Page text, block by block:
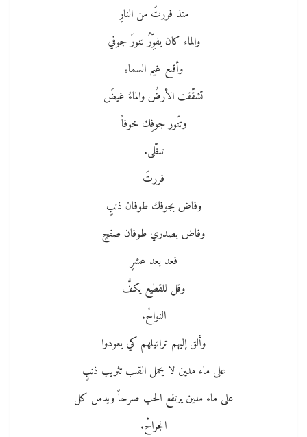
منذ فررتَ من النارِ
والماء كان يفوِّرُ تنورَ جوفي
وأقلع غيم السماءِ
تشقّقت الأرضُ والماءُ غيضَ
وتنّور جوفِك خوفاً
تلظّى.
فررتَ
وفاض بجوفك طوفان ذنبٍ
وفاض بصدري طوفان صفحٍ
فعد بعد عشرٍ
وقل للقطيع يكفُّ
النواحْ.
وألق إليهم تراتيلهم كي يعودوا
على ماء مدين لا يحمل القلب تثريب ذنبٍ
على ماء مدين يرتفع الحب صرحاً ويدمل كل
الجراحْ.